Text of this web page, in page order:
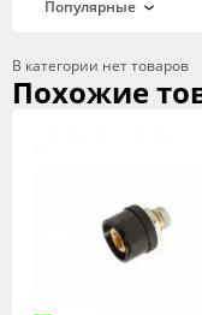
В категории нет товаров
Похожие